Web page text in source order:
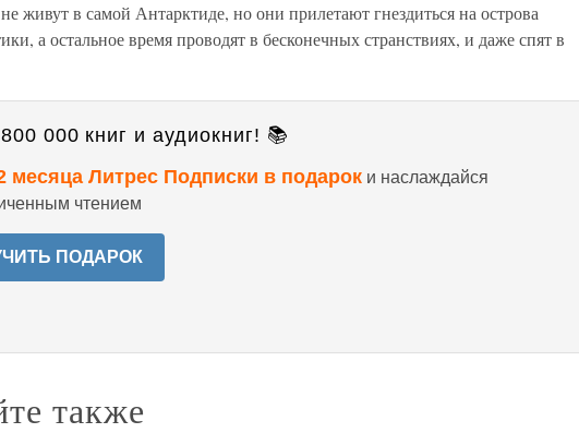
живут в самой Антарктиде, но они прилетают гнездиться на острова
а остальное время проводят в бесконечных странствиях, и даже спят в
000 книг и аудиокниг! 📚
месяца Литрес Подписки в подарок и наслаждайся
чтением
ПОДАРОК
также